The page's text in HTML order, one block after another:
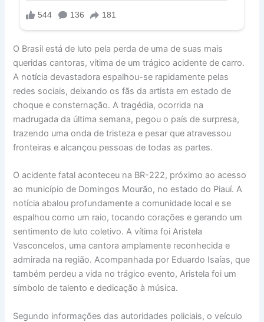
O Brasil está de luto pela perda de uma de suas mais
queridas cantoras, vítima de um trágico acidente de carro.
A notícia devastadora espalhou-se rapidamente pelas
redes sociais, deixando os fãs da artista em estado de
choque e consternação. A tragédia, ocorrida na
madrugada da última semana, pegou o país de surpresa,
trazendo uma onda de tristeza e pesar que atravessou
fronteiras e alcançou pessoas de todas as partes.
O acidente fatal aconteceu na BR-222, próximo ao acesso
ao município de Domingos Mourão, no estado do Piauí. A
notícia abalou profundamente a comunidade local e se
espalhou como um raio, tocando corações e gerando um
sentimento de luto coletivo. A vítima foi Aristela
Vasconcelos, uma cantora amplamente reconhecida e
admirada na região. Acompanhada por Eduardo Isaías, que
também perdeu a vida no trágico evento, Aristela foi um
símbolo de talento e dedicação à música.
Segundo informações das autoridades policiais, o veículo